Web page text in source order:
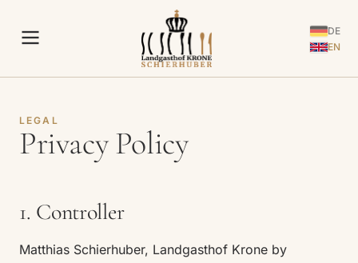
DE
EN
LEGAL
Privacy Policy
1. Controller
Matthias Schierhuber, Landgasthof Krone by